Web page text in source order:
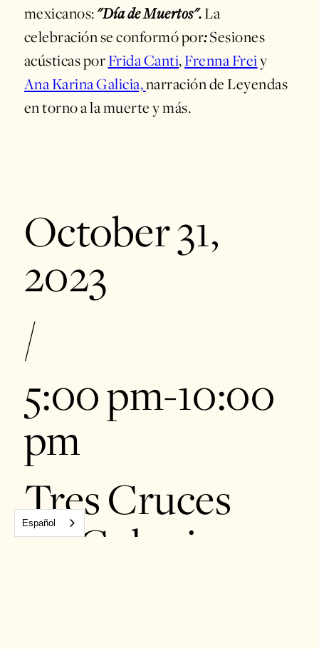
mexicanos:"Día de Muertos".La
celebración se conformó por:Sesiones
acústicas porFrida Canti,Frenna Freiy
Ana Karina Galicia,narración de Leyendas
en torno a la muerte y más.
October 31,
2023
/
5:00 pm-10:00
pm
Tres Cruces
83, Colonia
Español